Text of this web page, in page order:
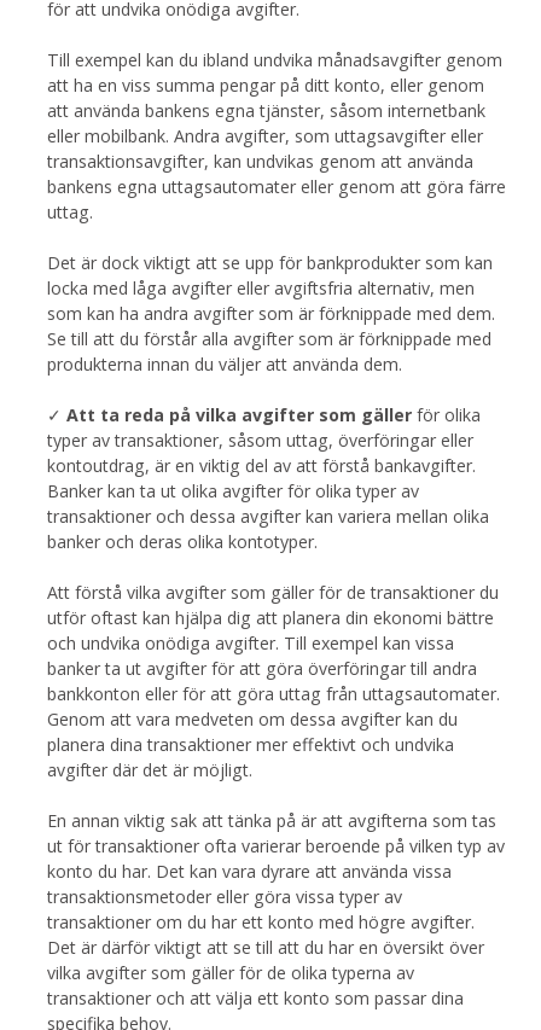
för att undvika onödiga avgifter.
Till exempel kan du ibland undvika månadsavgifter genom
att ha en viss summa pengar på ditt konto, eller genom
att använda bankens egna tjänster, såsom internetbank
eller mobilbank. Andra avgifter, som uttagsavgifter eller
transaktionsavgifter, kan undvikas genom att använda
bankens egna uttagsautomater eller genom att göra färre
uttag.
Det är dock viktigt att se upp för bankprodukter som kan
locka med låga avgifter eller avgiftsfria alternativ, men
som kan ha andra avgifter som är förknippade med dem.
Se till att du förstår alla avgifter som är förknippade med
produkterna innan du väljer att använda dem.
✓ Att ta reda på vilka avgifter som gäller för olika
typer av transaktioner, såsom uttag, överföringar eller
kontoutdrag, är en viktig del av att förstå bankavgifter.
Banker kan ta ut olika avgifter för olika typer av
transaktioner och dessa avgifter kan variera mellan olika
banker och deras olika kontotyper.
Att förstå vilka avgifter som gäller för de transaktioner du
utför oftast kan hjälpa dig att planera din ekonomi bättre
och undvika onödiga avgifter. Till exempel kan vissa
banker ta ut avgifter för att göra överföringar till andra
bankkonton eller för att göra uttag från uttagsautomater.
Genom att vara medveten om dessa avgifter kan du
planera dina transaktioner mer effektivt och undvika
avgifter där det är möjligt.
En annan viktig sak att tänka på är att avgifterna som tas
ut för transaktioner ofta varierar beroende på vilken typ av
konto du har. Det kan vara dyrare att använda vissa
transaktionsmetoder eller göra vissa typer av
transaktioner om du har ett konto med högre avgifter.
Det är därför viktigt att se till att du har en översikt över
vilka avgifter som gäller för de olika typerna av
transaktioner och att välja ett konto som passar dina
specifika behov.